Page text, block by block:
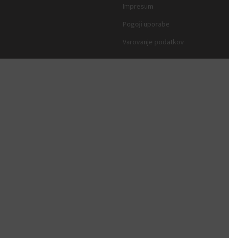
Impresum
Pogoji uporabe
Varovanje podatkov